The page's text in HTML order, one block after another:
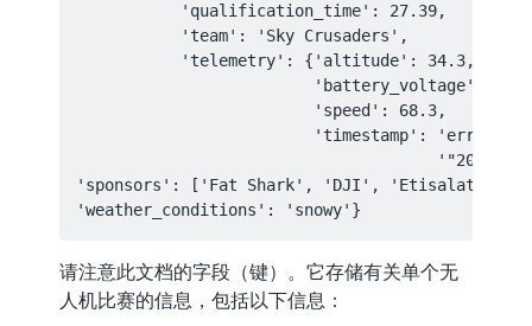
           'qualification_time': 27.39,
           'team': 'Sky Crusaders',
           'telemetry': {'altitude': 34.3,
'battery_voltage':
                         'speed': 68.3,
'timestamp': 'error:
'"2024-
'sponsors': ['Fat Shark', 'DJI', 'Etisalat'],
请注意此文档的字段（键）。它存储有关单个无
人机比赛的信息，包括以下信息：